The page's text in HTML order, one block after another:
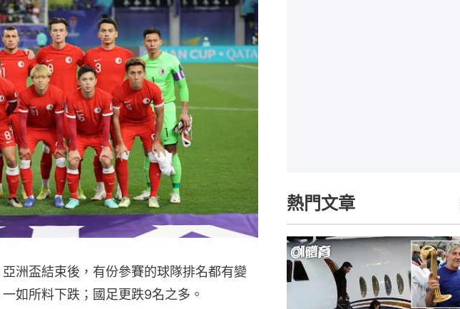
洲盃結束後，有份參賽的球隊排名都有變
如所料下跌；國足更跌9名之多。
熱門文章